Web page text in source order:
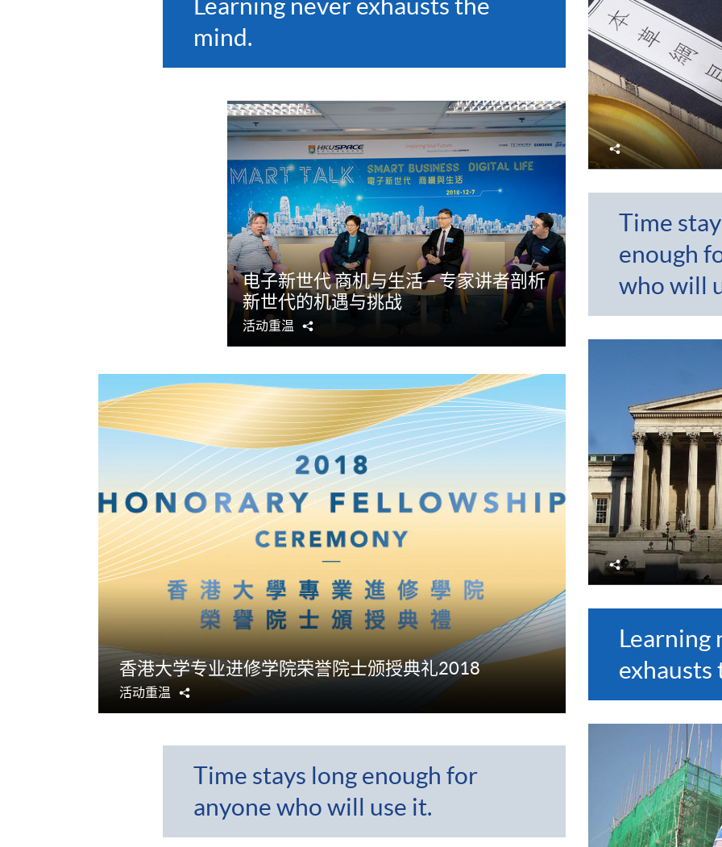
Learning never exhausts the
mind.
电子新世代 商机与生活 – 专家讲者剖析
新世代的机遇与挑战
活动重温
香港大学专业进修学院荣誉院士颁授典礼2018
活动重温
Time stays long enough for
anyone who will use it.
分
享
Time
enough
who will
分
Learning
exhausts